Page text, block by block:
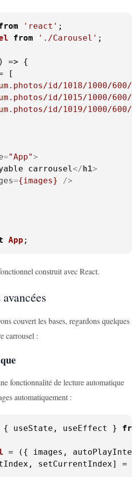
'react'
from './Carousel' ;
id/1018/1000/600/'
id/1015/1000/600/'
id/1019/1000/600/'
="App">
carrousel</h1>
={images}
/>
App ;
construit avec React.
couvert les bases, regardons quelques
carrousel :
fonctionnalité de lecture automatique
automatiquement :
{ useState, useEffect }
= ( { images,
setCurrentIndex] =